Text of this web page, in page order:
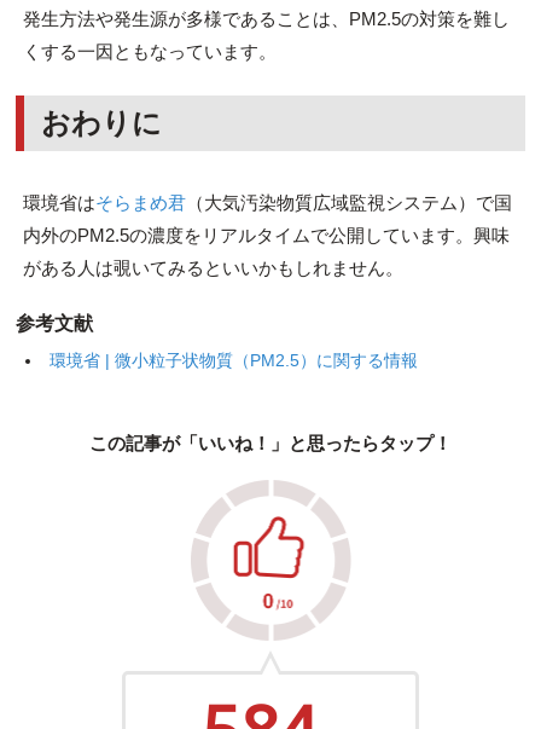
発生方法や発生源が多様であることは、PM2.5の対策を難し
くする一因ともなっています。
おわりに
環境省はそらまめ君（大気汚染物質広域監視システム）で国
内外のPM2.5の濃度をリアルタイムで公開しています。興味
がある人は覗いてみるといいかもしれません。
参考文献
環境省 | 微小粒子状物質（PM2.5）に関する情報
この記事が「いいね！」と思ったらタップ！